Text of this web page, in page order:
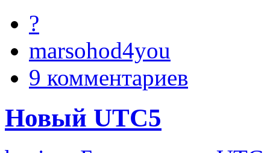
?
marsohod4you
9 комментариев
Новый UTC5